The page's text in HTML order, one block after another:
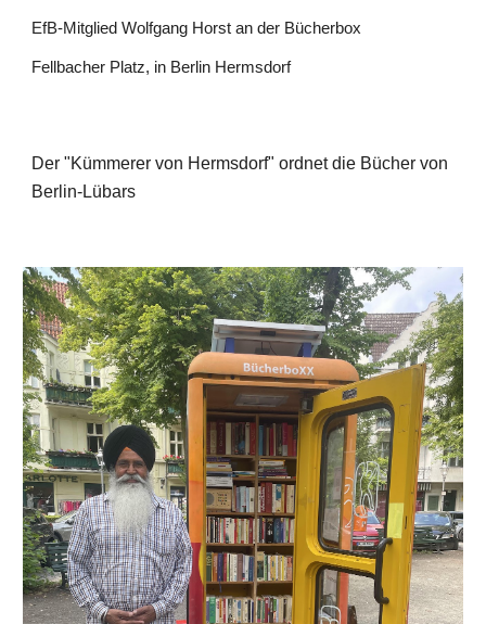
EfB-Mitglied Wolfgang Horst an der Bücherbox
Fellbacher Platz, in Berlin Hermsdorf
Der "Kümmerer von Hermsdorf" ordnet die Bücher von
Berlin-Lübars